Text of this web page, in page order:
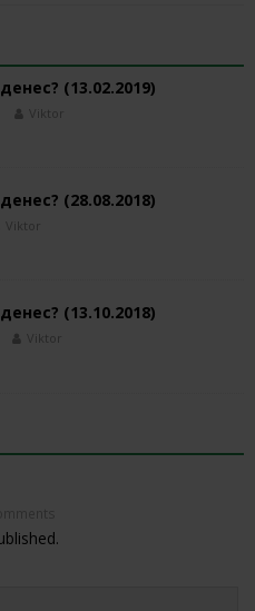
(13.02.2019)
Viktor
(28.08.2018)
Viktor
(13.10.2018)
Viktor